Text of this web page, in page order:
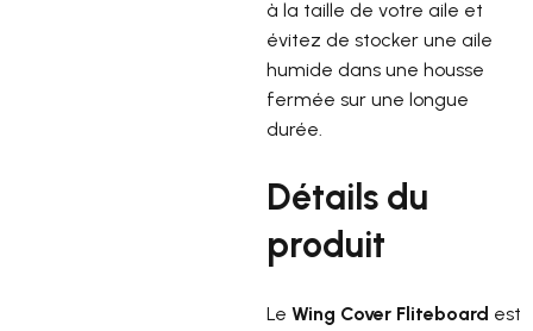
à la taille de votre aile et
évitez de stocker une aile
humide dans une housse
fermée sur une longue
durée.
Détails du
produit
Le Wing Cover Fliteboard est